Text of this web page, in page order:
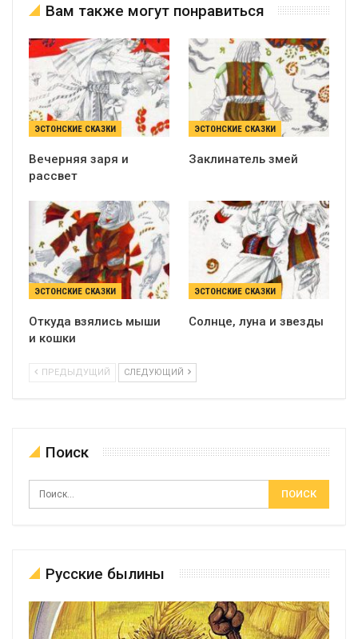
Вам также могут понравиться
ЭСТОНСКИЕ СКАЗКИ
Вечерняя заря и
рассвет
ЭСТОНСКИЕ СКАЗКИ
Заклинатель змей
ЭСТОНСКИЕ СКАЗКИ
Откуда взялись мыши
и кошки
ЭСТОНСКИЕ СКАЗКИ
Солнце, луна и звезды
ПРЕДЫДУЩИЙ СЛЕДУЮЩИЙ
Поиск
Русские былины